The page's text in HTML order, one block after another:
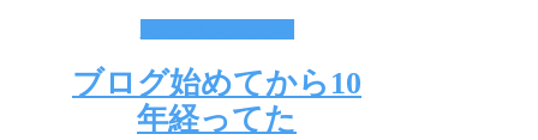
ブログ始めてから10
年経ってた